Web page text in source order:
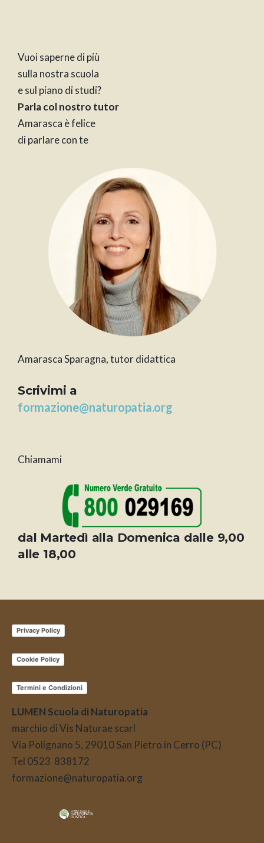
Vuoi saperne di più
sulla nostra scuola
e sul piano di studi?
Parla col nostro tutor
Amarasca è felice
di parlare con te
Amarasca Sparagna, tutor didattica
Scrivimi a
formazione@naturopatia.org
Chiamami
dal Martedì alla Domenica dalle 9,00
alle 18,00
LUMEN Scuola di Naturopatia
marchio di Vis Naturae scarl
Via Polignano 5, 29010 San Pietro in Cerro (PC)
Tel 0523 838172
formazione@naturopatia.org
Privacy Policy
Cookie Policy
Termini e Condizioni